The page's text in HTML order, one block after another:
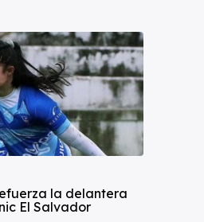
la delantera
El Salvador